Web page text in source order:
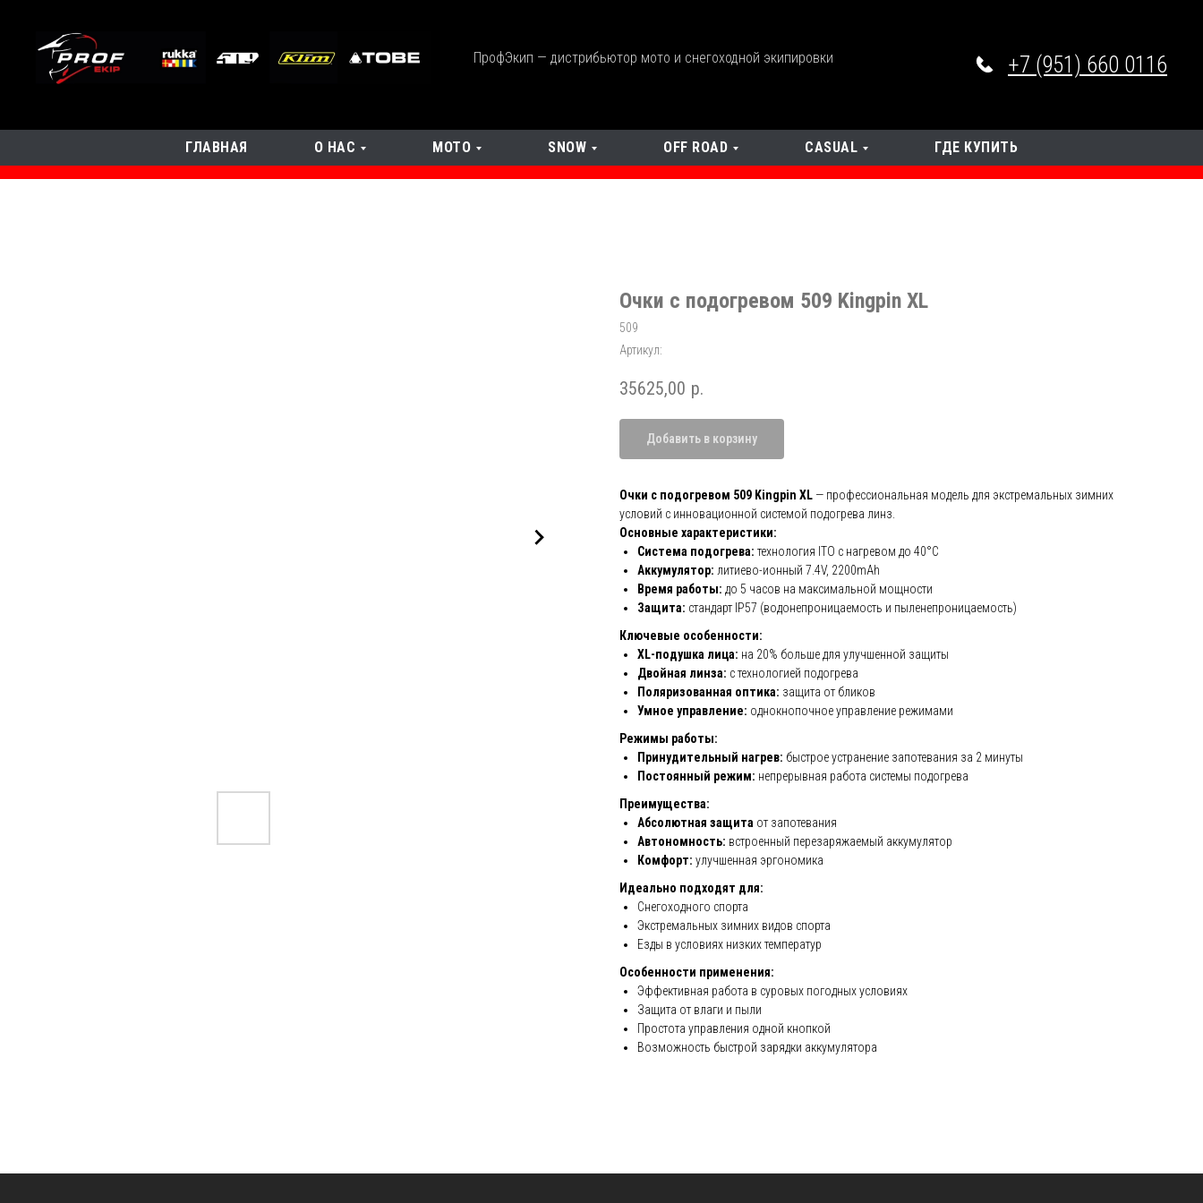
ПрофЭкип — дистрибьютор мото и снегоходной экипировки +7 (951) 660 0116
ГЛАВНАЯ О НАС МОТО SNOW OFF ROAD CASUAL ГДЕ КУПИТЬ
Очки с подогревом 509 Kingpin XL
509
Артикул:
35625,00 р.
Добавить в корзину
Очки с подогревом 509 Kingpin XL — профессиональная модель для экстремальных зимних
условий с инновационной системой подогрева линз.
Основные характеристики:
Система подогрева: технология ITO с нагревом до 40°C
Аккумулятор: литиево-ионный 7.4V, 2200mAh
Время работы: до 5 часов на максимальной мощности
Защита: стандарт IP57 (водонепроницаемость и пыленепроницаемость)
Ключевые особенности:
XL-подушка лица: на 20% больше для улучшенной защиты
Двойная линза: с технологией подогрева
Поляризованная оптика: защита от бликов
Умное управление: однокнопочное управление режимами
Режимы работы:
Принудительный нагрев: быстрое устранение запотевания за 2 минуты
Постоянный режим: непрерывная работа системы подогрева
Преимущества:
Абсолютная защита от запотевания
Автономность: встроенный перезаряжаемый аккумулятор
Комфорт: улучшенная эргономика
Идеально подходят для:
Снегоходного спорта
Экстремальных зимних видов спорта
Езды в условиях низких температур
Особенности применения:
Эффективная работа в суровых погодных условиях
Защита от влаги и пыли
Простота управления одной кнопкой
Возможность быстрой зарядки аккумулятора